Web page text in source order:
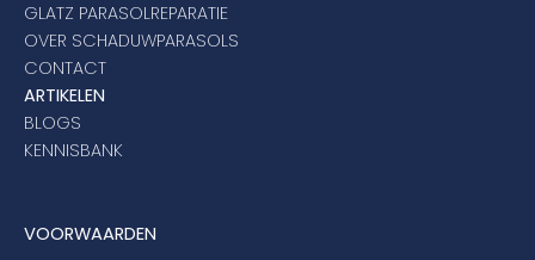
GLATZ PARASOLREPARATIE
OVER SCHADUWPARASOLS
CONTACT
ARTIKELEN
BLOGS
KENNISBANK
VOORWAARDEN